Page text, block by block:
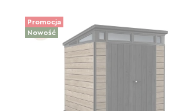
Promocja
Nowość